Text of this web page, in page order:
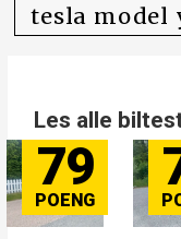
tesla model
Les alle
79